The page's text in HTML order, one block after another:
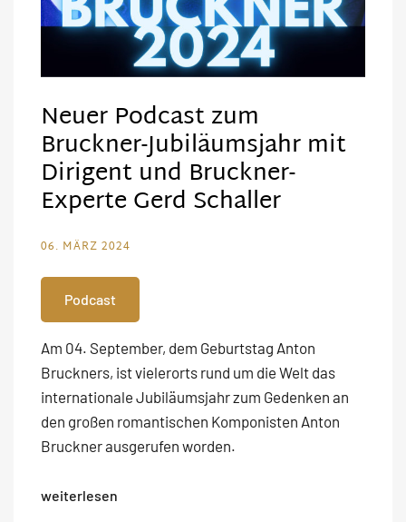
Neuer Podcast zum
Bruckner-Jubiläumsjahr mit
Dirigent und Bruckner-
Experte Gerd Schaller
06. MÄRZ 2024
Podcast
Am 04. September, dem Geburtstag Anton
Bruckners, ist vielerorts rund um die Welt das
internationale Jubiläumsjahr zum Gedenken an
den großen romantischen Komponisten Anton
Bruckner ausgerufen worden.
weiterlesen